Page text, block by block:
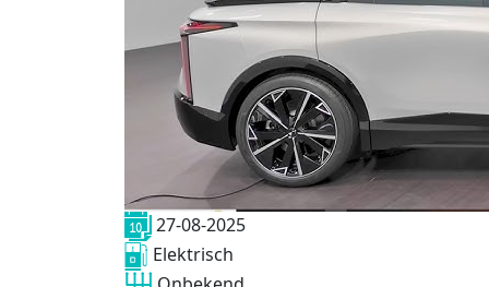
27-08-2025
Elektrisch